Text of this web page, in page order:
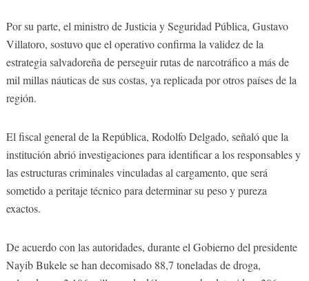
Por su parte, el ministro de Justicia y Seguridad Pública, Gustavo
Villatoro, sostuvo que el operativo confirma la validez de la
estrategia salvadoreña de perseguir rutas de narcotráfico a más de
mil millas náuticas de sus costas, ya replicada por otros países de la
región.
El fiscal general de la República, Rodolfo Delgado, señaló que la
institución abrió investigaciones para identificar a los responsables y
las estructuras criminales vinculadas al cargamento, que será
sometido a peritaje técnico para determinar su peso y pureza
exactos.
De acuerdo con las autoridades, durante el Gobierno del presidente
Nayib Bukele se han decomisado 88,7 toneladas de droga,